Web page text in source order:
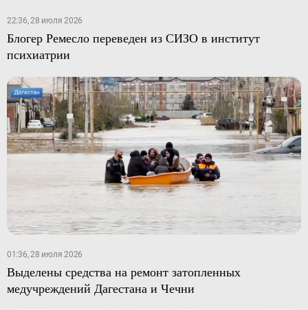
22:36, 28 июля 2026
Блогер Ремесло переведен из СИЗО в институт
психиатрии
01:36, 28 июля 2026
Выделены средства на ремонт затопленных
медучреждений Дагестана и Чечни